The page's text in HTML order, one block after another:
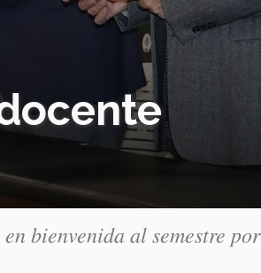
bienvenida al semestre por